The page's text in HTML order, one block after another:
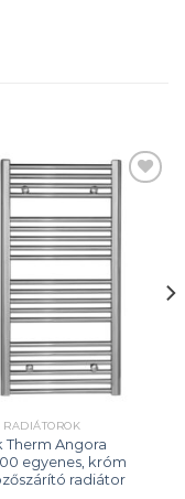
RADIÁTOROK
Therm Angora
egyenes, króm
radiátor